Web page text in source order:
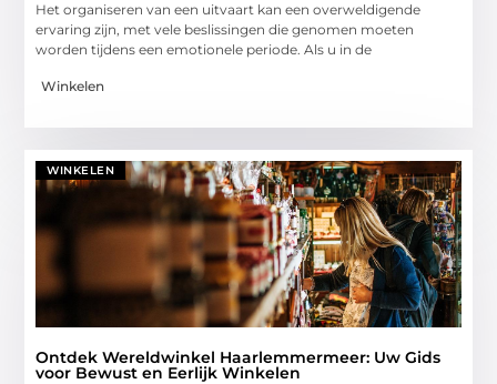
Het organiseren van een uitvaart kan een overweldigende
ervaring zijn, met vele beslissingen die genomen moeten
worden tijdens een emotionele periode. Als u in de
Winkelen
WINKELEN
Ontdek Wereldwinkel Haarlemmermeer: Uw Gids
voor Bewust en Eerlijk Winkelen